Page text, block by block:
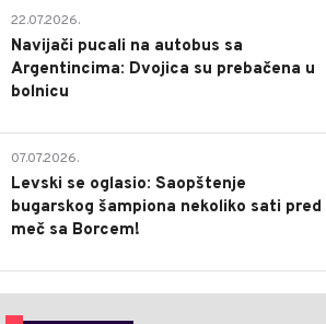
22.07.2026.
Navijači pucali na autobus sa
Argentincima: Dvojica su prebačena u
bolnicu
07.07.2026.
Levski se oglasio: Saopštenje
bugarskog šampiona nekoliko sati pred
meč sa Borcem!